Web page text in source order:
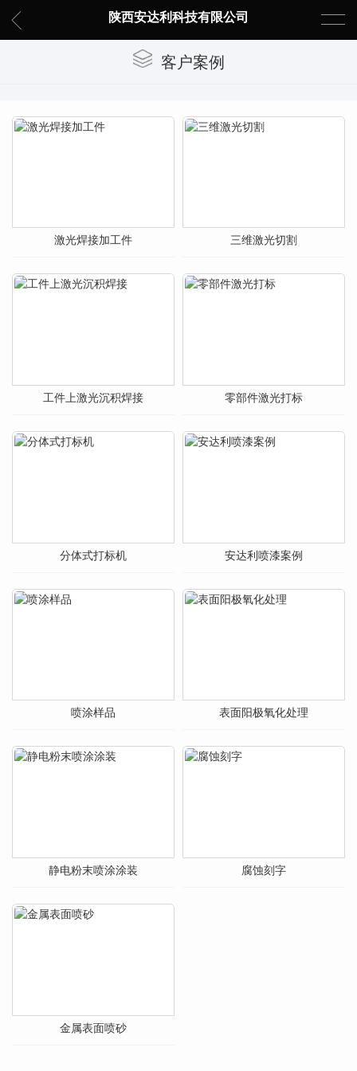
陕西安达利科技有限公司
客户案例
激光焊接加工件 三维激光切割
工件上激光沉积焊接 零部件激光打标
分体式打标机 安达利喷漆案例
喷涂样品 表面阳极氧化处理
静电粉末喷涂涂装 腐蚀刻字
金属表面喷砂